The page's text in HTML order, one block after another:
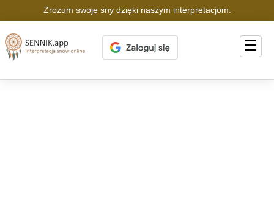
Zrozum swoje sny dzięki naszym interpretacjom.
☰